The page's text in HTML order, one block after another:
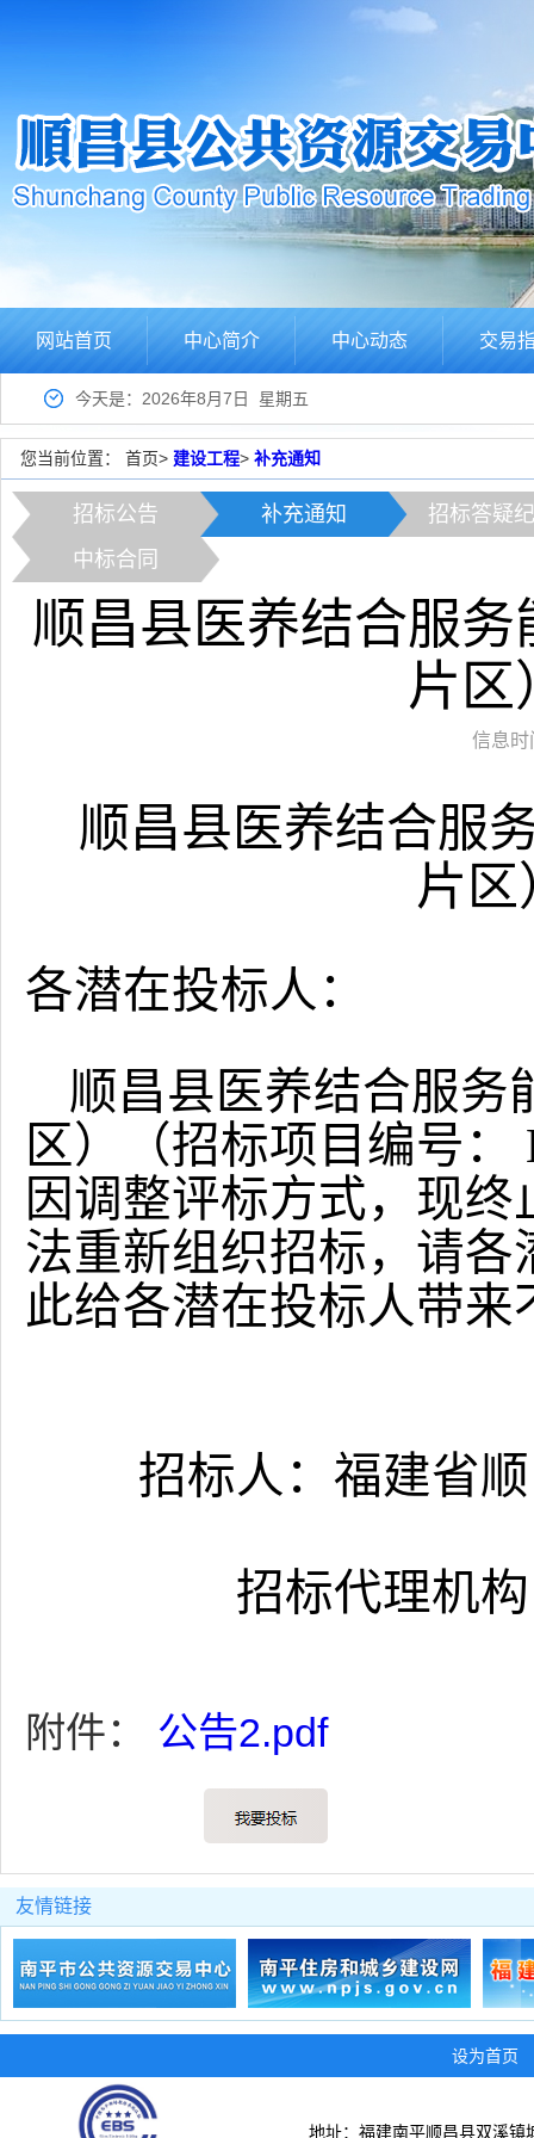
网站首页 中心简介 中心动态 交易
今天是：2026年8月7日 星期五
您当前位置： 首页> 建设工程> 补充通知
招标公告 补充通知
招标答疑
中标合同
顺昌县医养结合服
片区
信息时
顺昌县医养结合服
片区
各潜在投标人：
顺昌县医养结合服务
区）（招标项目编号：
因调整评标方式， 现终
法重新组织招标，请
此给各潜在投标人带
招标人： 福建省
招标代理机
附件： 公告2.pdf
友情链接
设为首页
地址：福建南平顺昌县双溪